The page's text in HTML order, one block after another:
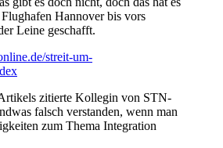
Hannover bis vors
Leine geschafft.
streit-um-
zitierte Kollegin von STN-
falsch verstanden, wenn man
zum Thema Integration